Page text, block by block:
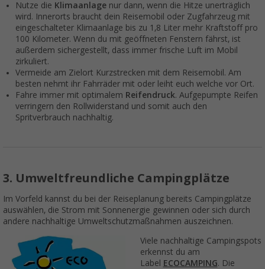
Nutze die Klimaanlage nur dann, wenn die Hitze unerträglich
wird. Innerorts braucht dein Reisemobil oder Zugfahrzeug mit
eingeschalteter Klimaanlage bis zu 1,8 Liter mehr Kraftstoff pro
100 Kilometer. Wenn du mit geöffneten Fenstern fährst, ist
außerdem sichergestellt, dass immer frische Luft im Mobil
zirkuliert.
Vermeide am Zielort Kurzstrecken mit dem Reisemobil. Am
besten nehmt ihr Fahrräder mit oder leiht euch welche vor Ort.
Fahre immer mit optimalem Reifendruck. Aufgepumpte Reifen
verringern den Rollwiderstand und somit auch den
Spritverbrauch nachhaltig.
3. Umweltfreundliche Campingplätze
Im Vorfeld kannst du bei der Reiseplanung bereits Campingplätze
auswählen, die Strom mit Sonnenergie gewinnen oder sich durch
andere nachhaltige Umweltschutzmaßnahmen auszeichnen.
Viele nachhaltige Campingspots
erkennst du am
Label ECOCAMPING. Die